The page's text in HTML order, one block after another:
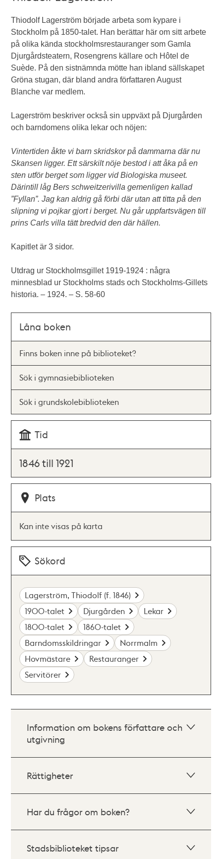
Thiodolf Lagerström började arbeta som kypare i
Stockholm på 1850-talet. Han berättar här om sitt arbete
på olika kända stockholmsrestauranger som Gamla
Djurgårdsteatern, Rosengrens källare och Hôtel de
Suède. På den sistnämnda mötte han ibland sällskapet
Gröna stugan, där bland andra författaren August
Blanche var medlem.
Lagerström beskriver också sin uppväxt på Djurgården
och barndomens olika lekar och nöjen:
Vintertiden åkte vi barn skridskor på dammarna där nu
Skansen ligger. Ett särskilt nöje bestod i att åka på en
sten utför berget som ligger vid Biologiska museet.
Därintill låg Bers schweitzerivilla gemenligen kallad
”Fyllan”. Jag kan aldrig gå förbi där utan att titta på den
slipning vi pojkar gjort i berget. Nu går uppfartsvägen till
prins Carls villa tätt bredvid den där hällen.
Kapitlet är 3 sidor.
Utdrag ur Stockholmsgillet 1919-1924 : några
minnesblad ur Stockholms stads och Stockholms-Gillets
historia. – 1924. – S. 58-60
Låna boken
Finns boken inne på biblioteket?
Sök i gymnasiebiblioteken
Sök i grundskolebiblioteken
Tid
1846 till 1921
Plats
Kan inte visas på karta
Sökord
Lagerström, Thiodolf (f. 1846)
1900-talet
Djurgården
Lekar
1800-talet
1860-talet
Barndomsskildringar
Norrmalm
Hovmästare
Restauranger
Servitörer
Information om bokens författare och
utgivning
Rättigheter
Har du frågor om boken?
Stadsbiblioteket tipsar